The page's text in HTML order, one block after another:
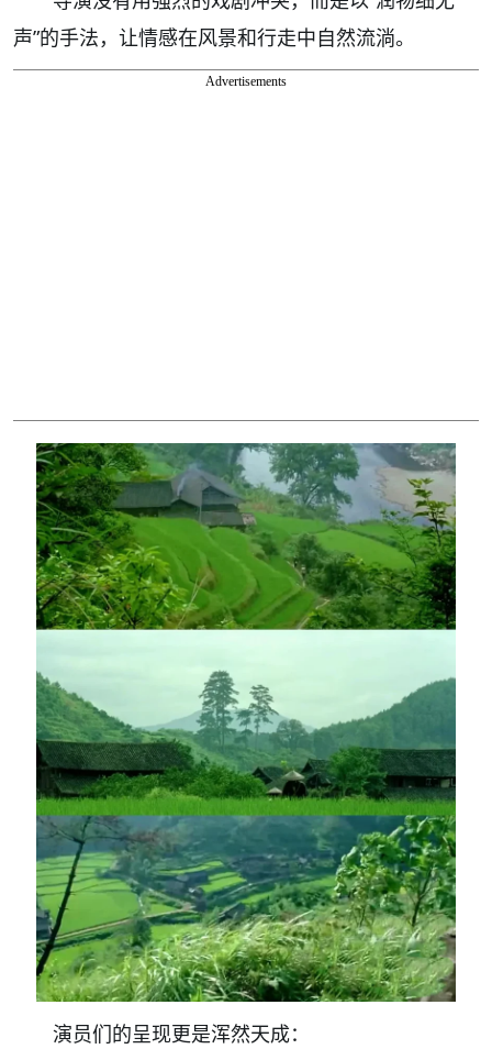
声”的手法，让情感在风景和行走中自然流淌。
Advertisements
演员们的呈现更是浑然天成：